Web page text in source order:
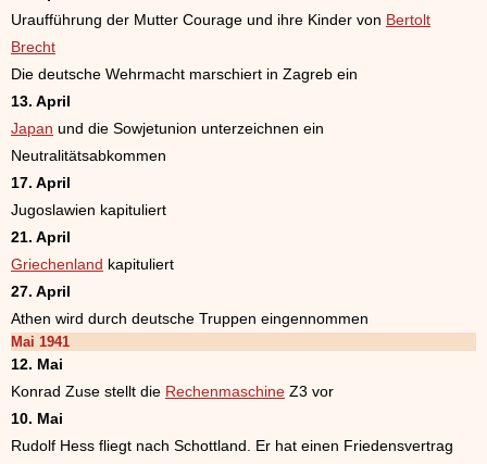
Uraufführung der Mutter Courage und ihre Kinder von Bertolt
Brecht
Die deutsche Wehrmacht marschiert in Zagreb ein
13. April
Japan und die Sowjetunion unterzeichnen ein
Neutralitätsabkommen
17. April
Jugoslawien kapituliert
21. April
Griechenland kapituliert
27. April
Athen wird durch deutsche Truppen eingennommen
Mai 1941
12. Mai
Konrad Zuse stellt die Rechenmaschine Z3 vor
10. Mai
Rudolf Hess fliegt nach Schottland. Er hat einen Friedensvertrag